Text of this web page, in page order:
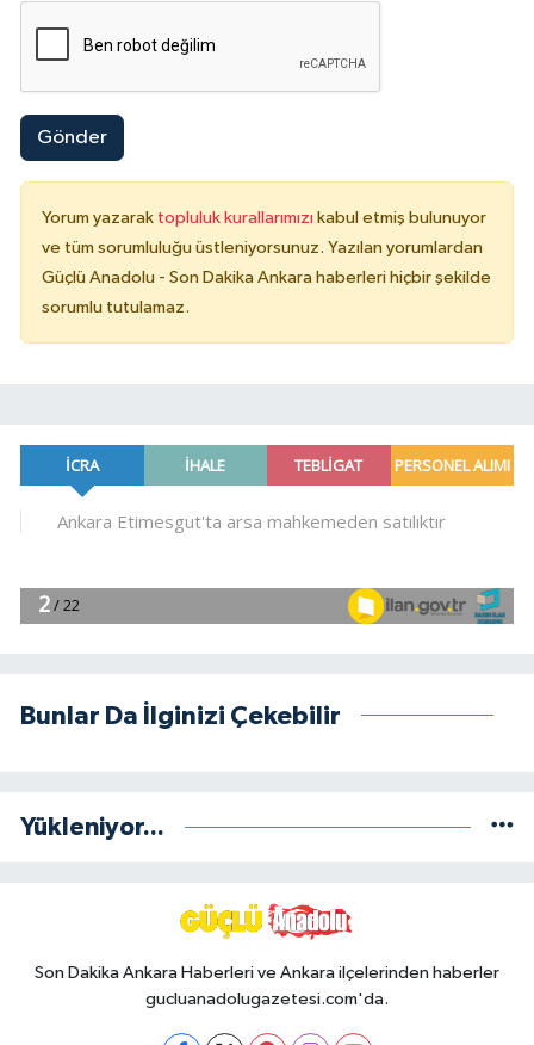
Gönder
Yorum yazarak topluluk kurallarımızı kabul etmiş bulunuyor
ve tüm sorumluluğu üstleniyorsunuz. Yazılan yorumlardan
Güçlü Anadolu - Son Dakika Ankara haberleri hiçbir şekilde
sorumlu tutulamaz.
Bunlar Da İlginizi Çekebilir
Yükleniyor...
Son Dakika Ankara Haberleri ve Ankara ilçelerinden haberler
gucluanadolugazetesi.com'da.